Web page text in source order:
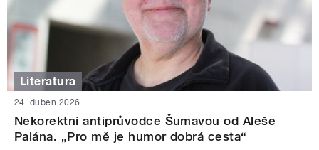
Literatura
24. duben 2026
Nekorektní antiprůvodce Šumavou od Aleše
Palána. „Pro mě je humor dobrá cesta“